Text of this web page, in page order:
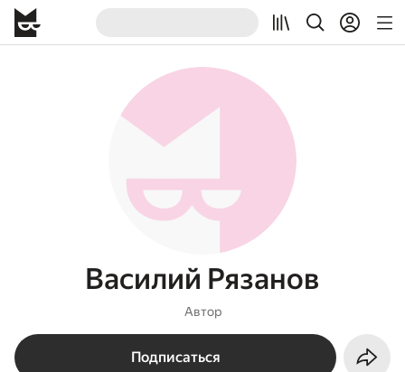
Василий Рязанов
Автор
Подписаться